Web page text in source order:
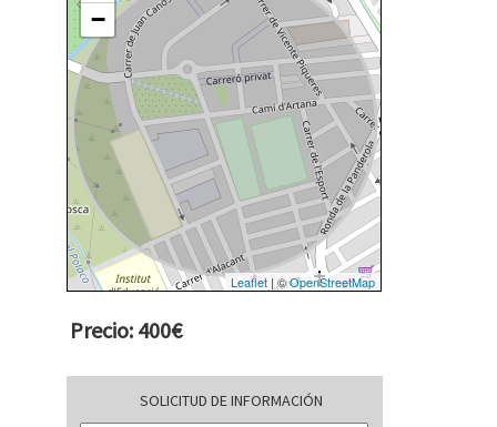
−
Leaflet | ©OpenStreetMap
Precio: 400€
SOLICITUD DE INFORMACIÓN